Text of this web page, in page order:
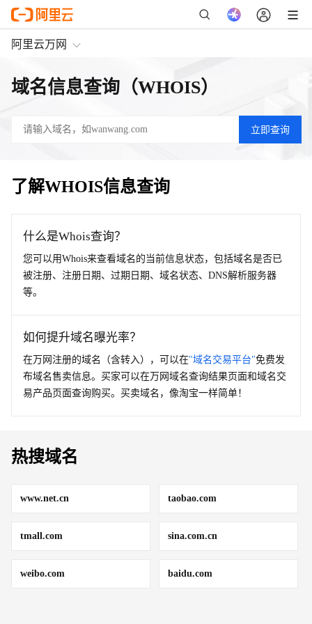
阿里云万网
域名信息查询（WHOIS）
了解WHOIS信息查询
什么是Whois查询？
您可以用Whois来查看域名的当前信息状态，包括域名是否已
被注册、注册日期、过期日期、域名状态、DNS解析服务器
等。
如何提升域名曝光率？
在万网注册的域名（含转入），可以在"域名交易平台"免费发
布域名售卖信息。买家可以在万网域名查询结果页面和域名交
易产品页面查询购买。买卖域名，像淘宝一样简单！
热搜域名
www.net.cn taobao.com
tmall.com sina.com.cn
weibo.com baidu.com